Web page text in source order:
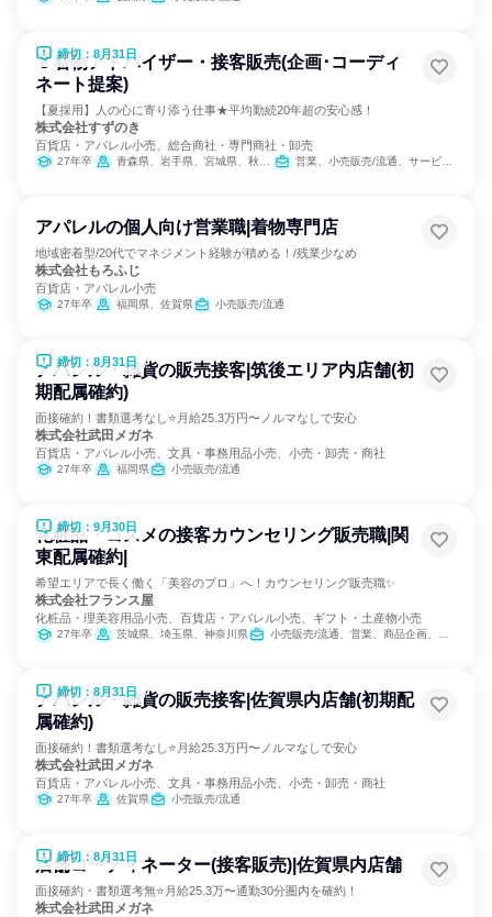
締切：8月31日
👘着物アドバイザー・接客販売(企画･コーディ
ネート提案)
【夏採用】人の心に寄り添う仕事★平均勤続20年超の安心感！
株式会社すずのき
百貨店・アパレル小売、総合商社・専門商社・卸売
27年卒 青森県、岩手県、宮城県、秋田県、福島県、茨城県、埼玉県、千葉県、東京都、神奈川県、新潟県、静岡県 営業、小売販売/流通、サービス/接客
アパレルの個人向け営業職|着物専門店
地域密着型/20代でマネジメント経験が積める！/残業少なめ
株式会社もろふじ
百貨店・アパレル小売
27年卒 福岡県、佐賀県 小売販売/流通
締切：8月31日
アパレル・雑貨の販売接客|筑後エリア内店舗(初
期配属確約)
面接確約！書類選考なし⭐月給25.3万円〜ノルマなしで安心
株式会社武田メガネ
百貨店・アパレル小売、文具・事務用品小売、小売・卸売・商社
27年卒 福岡県 小売販売/流通
締切：9月30日
化粧品・コスメの接客カウンセリング販売職|関
東配属確約|
希望エリアで長く働く「美容のプロ」へ！カウンセリング販売職✨
株式会社フランス屋
化粧品・理美容用品小売、百貨店・アパレル小売、ギフト・土産物小売
27年卒 茨城県、埼玉県、神奈川県 小売販売/流通、営業、商品企画、カスタマーサクセス
締切：8月31日
アパレル・雑貨の販売接客|佐賀県内店舗(初期配
属確約)
面接確約！書類選考なし⭐月給25.3万円〜ノルマなしで安心
株式会社武田メガネ
百貨店・アパレル小売、文具・事務用品小売、小売・卸売・商社
27年卒 佐賀県 小売販売/流通
締切：8月31日
店舗コーディネーター(接客販売)|佐賀県内店舗
面接確約・書類選考無⭐月給25.3万〜通勤30分圏内を確約！
株式会社武田メガネ